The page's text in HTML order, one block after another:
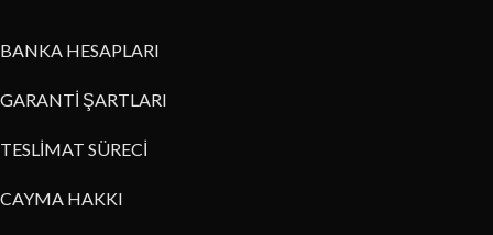
BANKA HESAPLARI
GARANTİ ŞARTLARI
TESLİMAT SÜRECİ
CAYMA HAKKI